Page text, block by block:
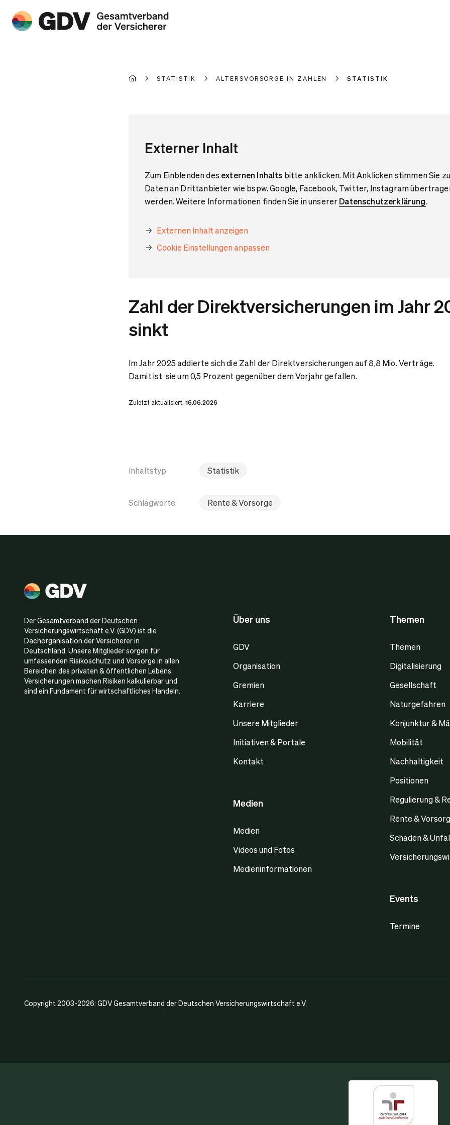
STATISTIK ALTERSVORSORGE IN ZAHLEN STATISTIK
Externer Inhalt
Zum Einblenden des externen Inhalts bitte anklicken. Mit Anklicken stimmen Sie
Daten an Drittanbieter wie bspw. Google, Facebook, Twitter, Instagram
werden. Weitere Informationen finden Sie in unsererDatenschutzerklärung.
Externen Inhalt anzeigen
Cookie Einstellungen anpassen
Zahl der Direktversicherungen im Jahr
sinkt
Im Jahr 2025 addierte sich die Zahl der Direktversicherungen auf 8,8 Mio. Verträge.
Damit ist sie um 0,5 Prozent gegenüber dem Vorjahr gefallen.
Zuletzt aktualisiert: 16.06.2026
Inhaltstyp Statistik
Schlagworte Rente & Vorsorge
Der Gesamtverband der Deutschen
Versicherungswirtschaft e.V. (GDV) ist die
Dachorganisation der Versicherer in
Deutschland. Unsere Mitglieder sorgen für
umfassenden Risikoschutz und Vorsorge in allen
Bereichen des privaten & öffentlichen Lebens.
Versicherungen machen Risiken kalkulierbar und
sind ein Fundament für wirtschaftliches Handeln.
Über uns
GDV
Organisation
Gremien
Karriere
Unsere Mitglieder
Initiativen & Portale
Kontakt
Medien
Medien
Videos und Fotos
Medieninformationen
Themen
Themen
Digitalisierung
Gesellschaft
Naturgefahren
Konjunktur &
Mobilität
Nachhaltigkeit
Positionen
Regulierung &
Rente &
Schaden &
Events
Termine
Copyright 2003-2026: GDV Gesamtverband der Deutschen Versicherungswirtschaft e.V.